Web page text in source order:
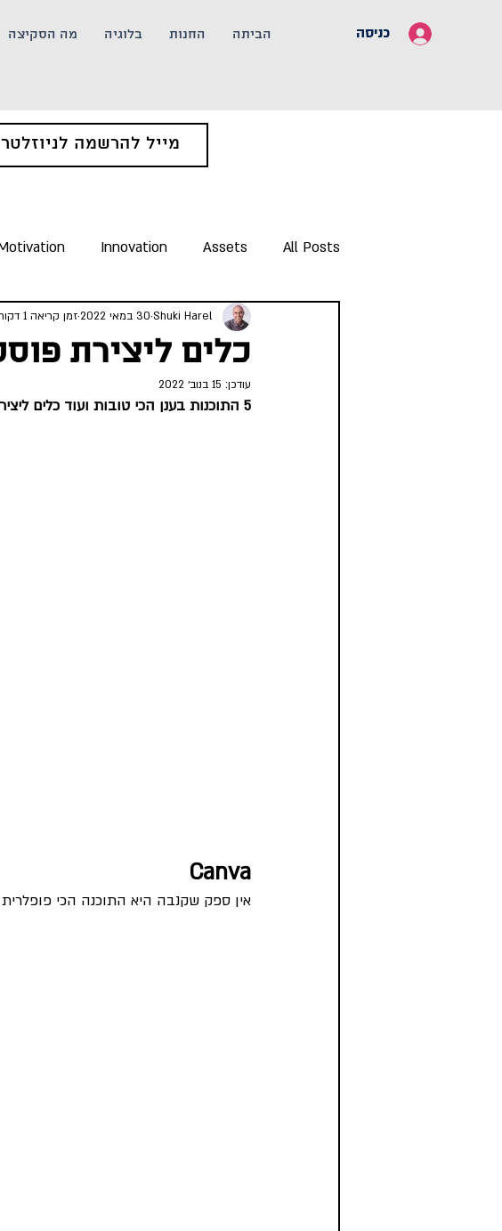
הביתה החנות בלוגיה מה הסקיצה כניסה
All Posts
Assets
Innovation
כלים ליצירת
Shuki Harel 30 במאי 2022 זמן קריאה 1 דקות
עודכן: 15 בנוב׳ 2022
5 התוכנות בענן הכי טובות ועוד כלים ליצירת פוסטים לרשתות חברתיות
Canva
אין ספק שקנבה היא התוכנה הכי פופלרית